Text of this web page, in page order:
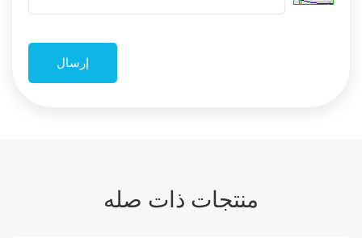
منتجات ذات صله